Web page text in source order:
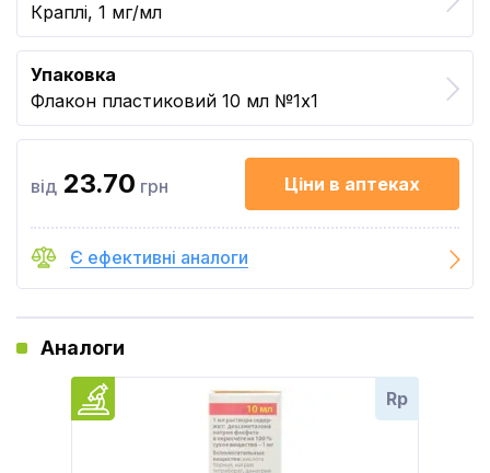
Краплі, 1 мг/мл
Упаковка
Флакон пластиковий 10 мл №1x1
від 23.70 грн Ціни в аптеках
Є ефективні аналоги
Аналоги
Rp